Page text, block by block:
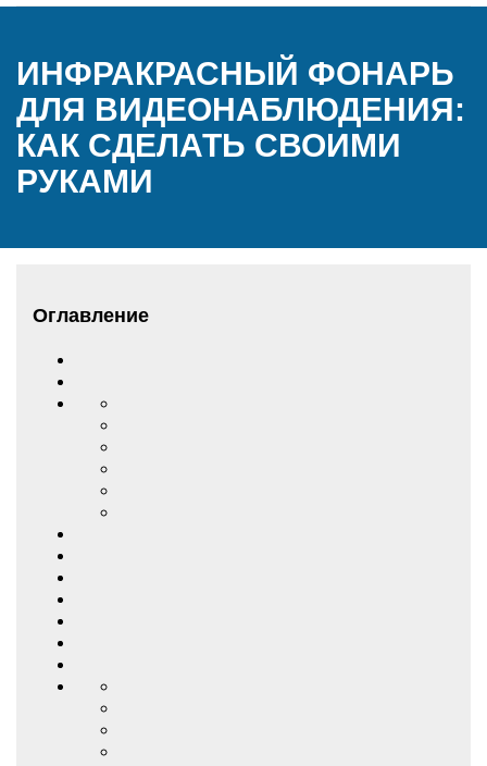
ИНФРАКРАСНЫЙ ФОНАРЬ
ДЛЯ ВИДЕОНАБЛЮДЕНИЯ:
КАК СДЕЛАТЬ СВОИМИ
РУКАМИ
Оглавление